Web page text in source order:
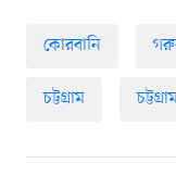
কোরবানি
চট্টগ্রাম